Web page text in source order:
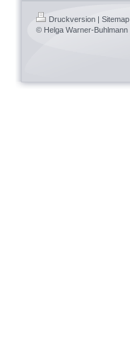
Druckversion | Sitemap
© Helga Warner-Buhlmann